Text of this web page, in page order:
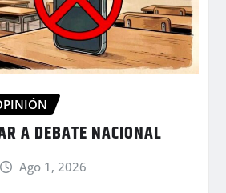
A DEBATE NACIONAL
Ago 1, 2026